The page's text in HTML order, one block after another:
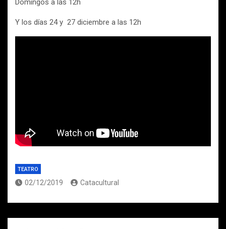
Domingos a las 12h
Y los días 24 y 27 diciembre a las 12h
TEATRO
02/12/2019 Catacultural